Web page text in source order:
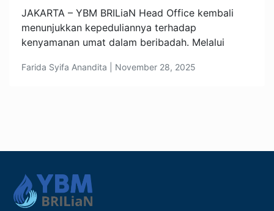
JAKARTA – YBM BRILiaN Head Office kembali
menunjukkan kepeduliannya terhadap
kenyamanan umat dalam beribadah. Melalui
Farida Syifa Anandita | November 28, 2025